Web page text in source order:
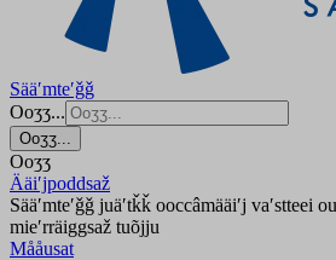
Sääʹmteʹǧǧ
Ooʒʒ...
Ooʒʒ...
Ooʒʒ
Ääiʹjpoddsaž
Sääʹmteʹǧǧ juäʹtǩǩ ooccâmääiʹj vaʹstteei
mieʹrräiggsaž tuõjju
Mååusat